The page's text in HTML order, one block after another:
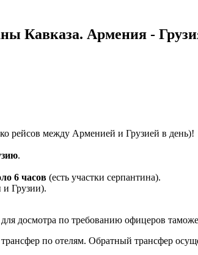
Кавказа. Армения -
рейсов между Арменией и Грузией в день)!
.
6 часов (есть участки серпантина).
Грузии).
досмотра по требованию офицеров
по отелям. Обратный трансфер